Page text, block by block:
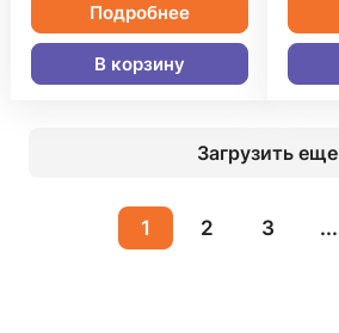
Подробнее
В корзину
Загрузить еще
1 2 3 ...